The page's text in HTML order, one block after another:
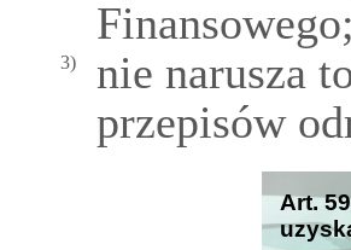
Finansowego;
3)
nie narusza
przepisów
Art.